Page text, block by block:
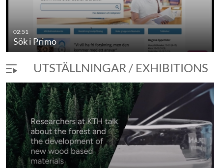
02:51
Sök i Primo
UTSTÄLLNINGAR / EXHIBITIONS